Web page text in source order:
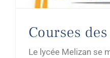
Courses
Le lycée Melizan se